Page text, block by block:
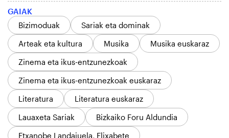
GAIAK
Bizimoduak
Sariak eta dominak
Arteak eta kultura
Musika
Musika euskaraz
Zinema eta ikus-entzunezkoak
Zinema eta ikus-entzunezkoak euskaraz
Literatura
Literatura euskaraz
Lauaxeta Sariak
Bizkaiko Foru Aldundia
Etxanobe Landajuela, Elixabete